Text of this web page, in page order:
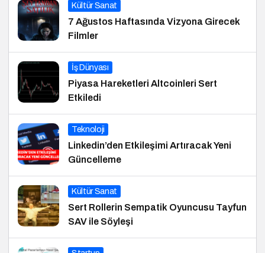
Kültür Sanat
7 Ağustos Haftasında Vizyona Girecek
Filmler
İş Dünyası
Piyasa Hareketleri Altcoinleri Sert
Etkiledi
Teknoloji
Linkedin’den Etkileşimi Artıracak Yeni
Güncelleme
Kültür Sanat
Sert Rollerin Sempatik Oyuncusu Tayfun
SAV ile Söyleşi